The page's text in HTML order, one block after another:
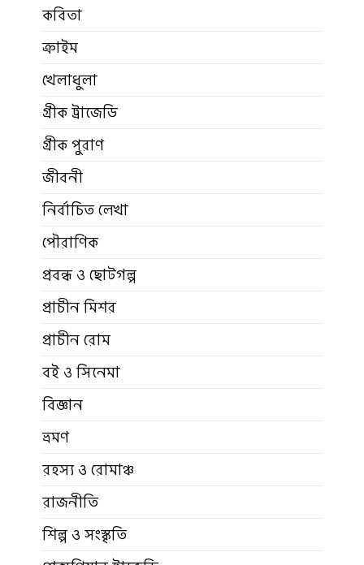
কবিতা
ক্রাইম
খেলাধুলা
গ্রীক ট্রাজেডি
গ্রীক পুরাণ
জীবনী
নির্বাচিত লেখা
পৌরাণিক
প্রবন্ধ ও ছোটগল্প
প্রাচীন মিশর
প্রাচীন রোম
বই ও সিনেমা
বিজ্ঞান
ভ্রমণ
রহস্য ও রোমাঞ্চ
রাজনীতি
শিল্প ও সংস্কৃতি